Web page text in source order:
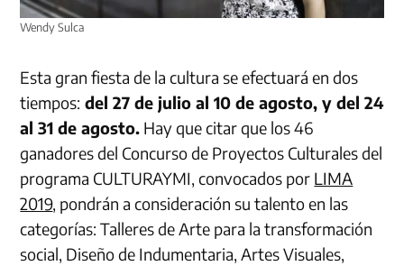
Wendy Sulca
Esta gran fiesta de la cultura se efectuará en dos
tiempos: del 27 de julio al 10 de agosto, y del 24
al 31 de agosto. Hay que citar que los 46
ganadores del Concurso de Proyectos Culturales del
programa CULTURAYMI, convocados por LIMA
2019, pondrán a consideración su talento en las
categorías: Talleres de Arte para la transformación
social, Diseño de Indumentaria, Artes Visuales,